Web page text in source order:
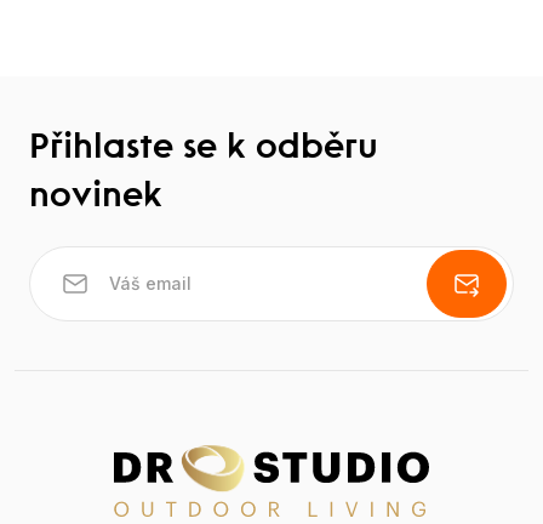
Přihlaste se k odběru
novinek